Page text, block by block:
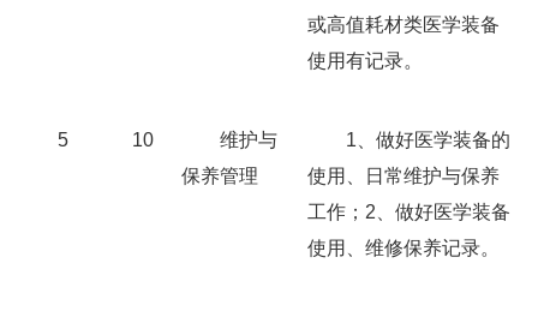
或高值耗材类医学装备
使用有记录。
5 10
维护与
保养管理
1、做好医学装备的
使用、日常维护与保养
工作；2、做好医学装备
使用、维修保养记录。